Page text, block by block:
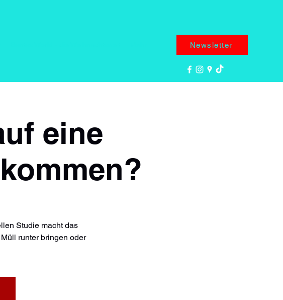
Newsletter
eine
Studie macht das
runter bringen oder